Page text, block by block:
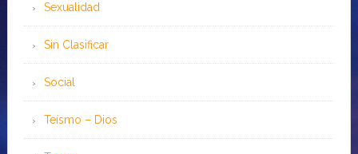
Sexualidad
Sin Clasificar
Social
Teísmo – Dios